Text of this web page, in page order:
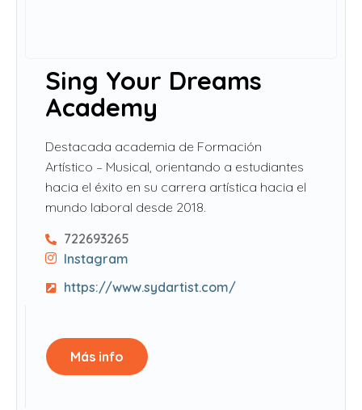
Sing Your Dreams
Academy
Destacada academia de Formación
Artístico – Musical, orientando a estudiantes
hacia el éxito en su carrera artística hacia el
mundo laboral desde 2018.
722693265
Instagram
https://www.sydartist.com/
Más info